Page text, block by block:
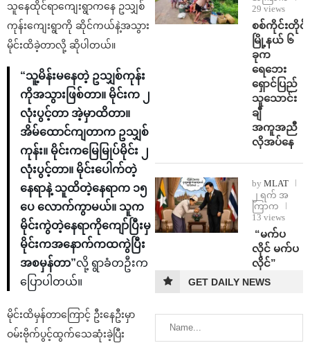
သူနေထိုင်ရာကျေးရွာကနေ ဥသျှစ်
ကုန်းကျေးရွာကို ဆိုင်ကယ်နဲ့အသွား
မိုင်းထိခဲ့တာလို့ ဆိုပါတယ်။
“သူ့မိန်းမနေတဲ့ ဥသျှစ်ကုန်း
ကိုအသွားဖြစ်တာ။ မိုင်းက ၂
လုံးပွင့်တာ အဲ့မှာထိတာ။
အိမ်ထောင်ကျတာက ဥသျှစ်
ကုန်း။ မိုင်းကမြေမြုပ်မိုင်း ၂
လုံးပွင့်တာ။ မိုင်းပေါက်တဲ့
နေရာနဲ့ သူထိတဲ့နေရာက ၁၅
ပေ လောက်ကွာမယ်။ သူက
မိုင်းကွဲတဲ့နေရာကိုကျော်ပြီးမှ
မိုင်းကအနောက်ကထကွဲပြီး
အစမှန်တာ”လို့ ရွာခံတဦးက
ပြောပါတယ်။
မိုင်းထိမှန်တာကြောင့် ဦးနေဦးမှာ
ဝမ်းဗိုက်ပွင့်ထွက်သေဆုံးခဲ့ပြီး
29 views
စစ်ကိုင်းတိုင်း
မြို့နယ် ၆
ခုက
ရေဘေး
ရှောင်ပြည်
သူသောင်း
ချီ
အကူအညီ
လိုအပ်နေ
by MLAT
၂ ရက် အ
ကြာက
13 views
⁨ ⁨“မက်ပ
လိုင် မက်ပ
လိုင်”
GET DAILY NEWS